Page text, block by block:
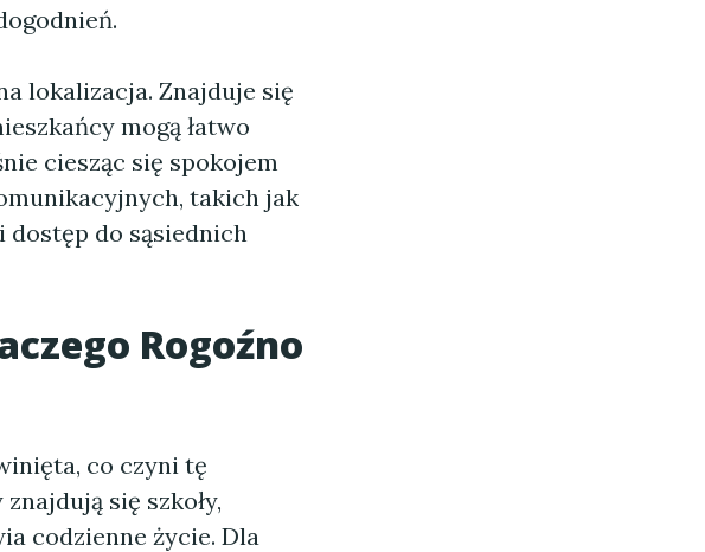
lokalizacja. Znajduje się
mogą łatwo
ciesząc się spokojem
takich jak
dostęp do sąsiednich
Rogoźno
co czyni tę
się szkoły,
codzienne życie. Dla